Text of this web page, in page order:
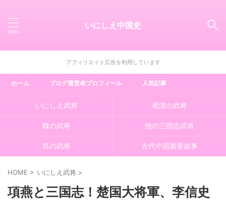
いにしえ中国史
アフィリエイト広告を利用しています
ホーム ブログ運営者プロフィール 人気記事
いにしえ武将 蜀漢の武将
魏の武将 他の三国志武将
呉の武将 古代中国重要故事
HOME > いにしえ武将 >
項燕と三国志！楚国大将軍、李信史